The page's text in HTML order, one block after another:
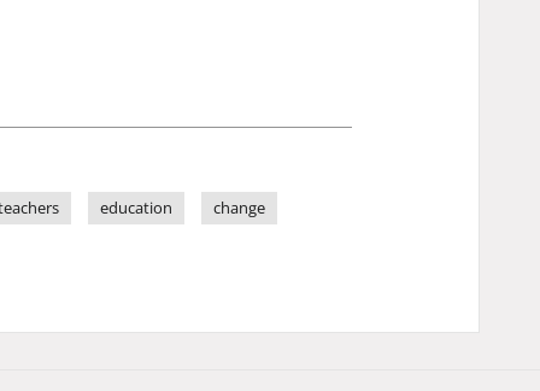
education
change